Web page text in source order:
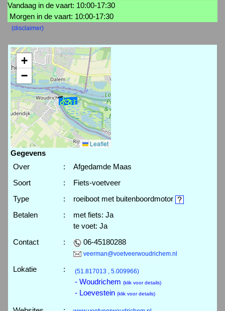
Vandaag in de vaart: 10:00-17:30
Morgen in de vaart: 10:00-17:30
(disclaimer)
+
−
Leaflet
Gegevens
Over
:
Afgedamde Maas
Soort
:
Fiets-voetveer
Type
:
roeiboot met buitenboordmotor
Betalen
:
met fiets: Ja
te voet: Ja
Contact
: 06-45180288
veerman@voetveerwoudrichem.nl
Lokatie : (51.817013 , 5.009966)
- Woudrichem (klik voor details)
- Loevestein (klik voor details)